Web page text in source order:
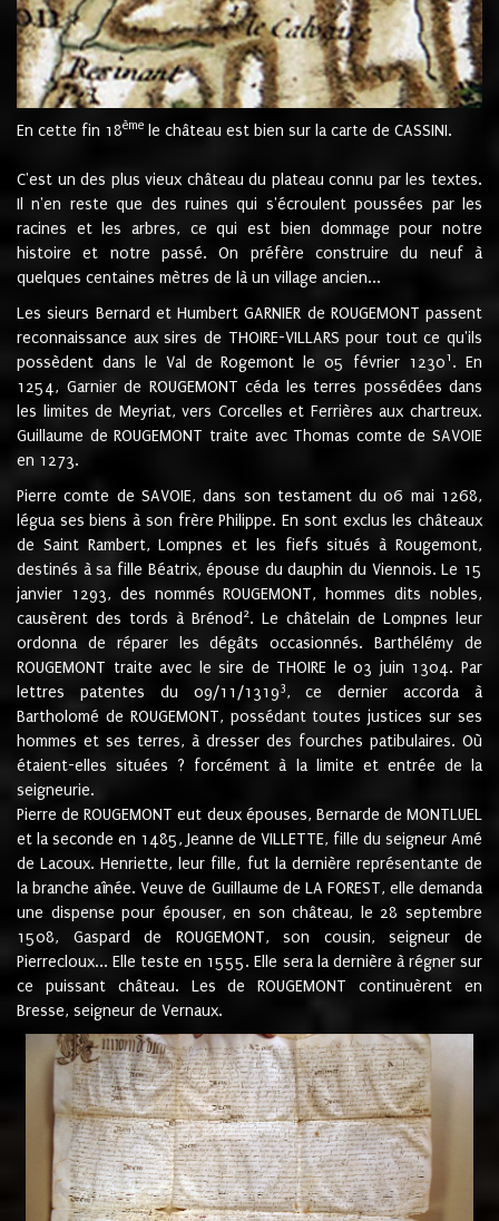
En cette fin 18ème le château est bien sur la carte de CASSINI.
C'est un des plus vieux château du plateau connu par les textes.
Il n'en reste que des ruines qui s'écroulent poussées par les
racines et les arbres, ce qui est bien dommage pour notre
histoire et notre passé. On préfère construire du neuf à
quelques centaines mètres de là un village ancien...
Les sieurs Bernard et Humbert GARNIER de ROUGEMONT passent
reconnaissance aux sires de THOIRE-VILLARS pour tout ce qu'ils
possèdent dans le Val de Rogemont le 05 février 12301 . En
1254, Garnier de ROUGEMONT céda les terres possédées dans
les limites de Meyriat, vers Corcelles et Ferrières aux chartreux.
Guillaume de ROUGEMONT traite avec Thomas comte de SAVOIE
en 1273.
Pierre comte de SAVOIE, dans son testament du 06 mai 1268,
légua ses biens à son frère Philippe. En sont exclus les châteaux
de Saint Rambert, Lompnes et les fiefs situés à Rougemont,
destinés à sa fille Béatrix, épouse du dauphin du Viennois. Le 15
janvier 1293, des nommés ROUGEMONT, hommes dits nobles,
causèrent des tords à Brénod 2. Le châtelain de Lompnes leur
ordonna de réparer les dégâts occasionnés. Barthélémy de
ROUGEMONT traite avec le sire de THOIRE le 03 juin 1304. Par
lettres patentes du 09/11/13193, ce dernier accorda à
Bartholomé de ROUGEMONT, possédant toutes justices sur ses
hommes et ses terres, à dresser des fourches patibulaires. Où
étaient-elles situées ? forcément à la limite et entrée de la
seigneurie.
Pierre de ROUGEMONT eut deux épouses, Bernarde de MONTLUEL
et la seconde en 1485, Jeanne de VILLETTE, fille du seigneur Amé
de Lacoux. Henriette, leur fille, fut la dernière représentante de
la branche aînée. Veuve de Guillaume de LA FOREST, elle demanda
une dispense pour épouser, en son château, le 28 septembre
1508, Gaspard de ROUGEMONT, son cousin, seigneur de
Pierrecloux... Elle teste en 1555. Elle sera la dernière à régner sur
ce puissant château. Les de ROUGEMONT continuèrent en
Bresse, seigneur de Vernaux.